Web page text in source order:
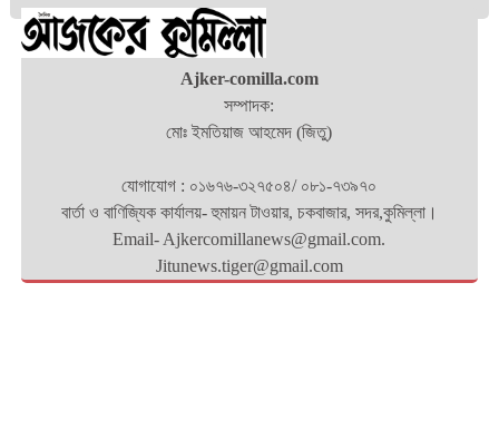
Ajker-comilla.com
সম্পাদক:
মোঃ ইমতিয়াজ আহমেদ (জিতু)
যোগাযোগ : ০১৬৭৬-৩২৭৫০৪/ ০৮১-৭৩৯৭০
বার্তা ও বাণিজ্যিক কার্যালয়- হুমায়ন টাওয়ার, চকবাজার, সদর,কুমিল্লা।
Email- Ajkercomillanews@gmail.com.
Jitunews.tiger@gmail.com